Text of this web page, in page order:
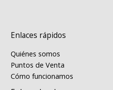
Enlaces rápidos
Quiénes somos
Puntos de Venta
Cómo funcionamos